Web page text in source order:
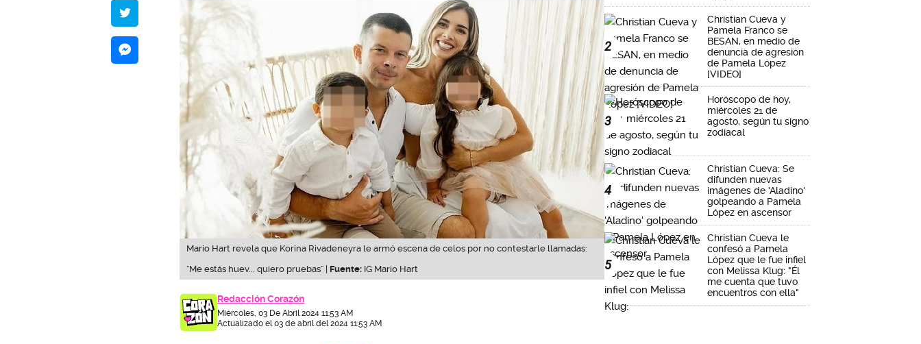
Mario Hart revela que Korina Rivadeneyra le armó escena de celos por no contestarle llamadas:
“Me estás huev... quiero pruebas” | Fuente: IG Mario Hart
Redacción Corazón
Miércoles, 03 De Abril 2024 11:53 AM
Actualizado el 03 de abril del 2024 11:53 AM
2
Christian Cueva y
Pamela Franco se
BESAN, en medio de
denuncia de agresión
de Pamela López
[VIDEO]
3
Horóscopo de hoy,
miércoles 21 de
agosto, según tu signo
zodiacal
4
Christian Cueva: Se
difunden nuevas
imágenes de 'Aladino'
golpeando a Pamela
López en ascensor
5
Christian Cueva le
confesó a Pamela
López que le fue infiel
con Melissa Klug: "Él
me cuenta que tuvo
encuentros con ella"